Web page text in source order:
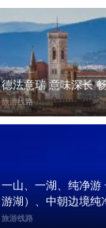
德法意瑞 意味深长
旅游线路
一山、一湖、纯净游
游湖）、中朝边境纯
旅游线路